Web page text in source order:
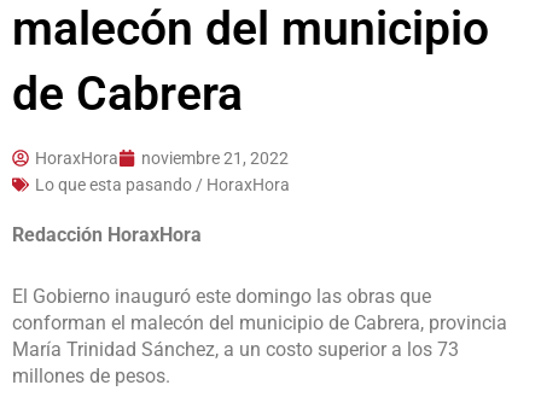
malecón del municipio
de Cabrera
HoraxHora
noviembre 21, 2022
Lo que esta pasando / HoraxHora
Redacción HoraxHora
El Gobierno inauguró este domingo las obras que
conforman el malecón del municipio de Cabrera, provincia
María Trinidad Sánchez, a un costo superior a los 73
millones de pesos.